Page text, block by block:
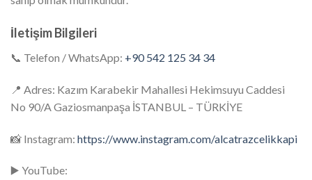
İletişim Bilgileri
📞 Telefon / WhatsApp: +90 542 125 34 34
📍 Adres: Kazım Karabekir Mahallesi Hekimsuyu Caddesi
No 90/A Gaziosmanpaşa İSTANBUL – TÜRKİYE
📸 Instagram: https://www.instagram.com/alcatrazcelikkapi
▶️ YouTube: